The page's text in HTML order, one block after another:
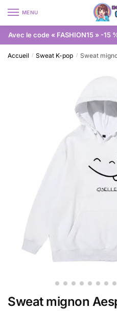
MENU
Avec le code « FASHION15 » -15
Accueil / Sweat K-pop / Sweat
Sweat mignon